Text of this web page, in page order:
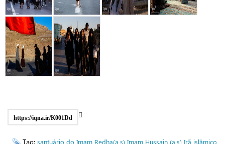
https://iqna.ir/K001Dd
Tag: santuário do Imam Redha(a.s) Imam Hussain (a.s) Irã islâmico